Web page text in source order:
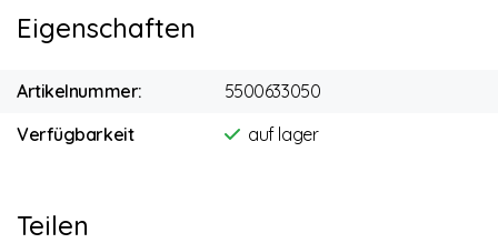
Eigenschaften
Artikelnummer:
5500633050
Verfügbarkeit
auf lager
Teilen